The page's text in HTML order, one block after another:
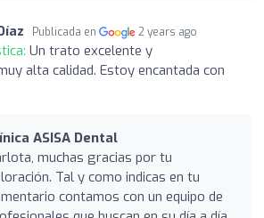
Publicada en 2 years ago
Un trato excelente y
alta calidad. Estoy encantada con
ASISA Dental
muchas gracias por tu
Tal y como indicas en tu
contamos con un equipo de